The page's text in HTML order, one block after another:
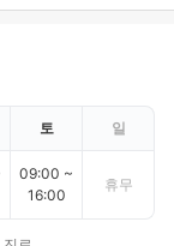
토 일
09:00 ~
16:00
휴무